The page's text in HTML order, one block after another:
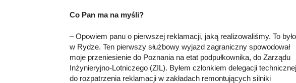
Co Pan ma na myśli?
– Opowiem panu o pierwszej reklamacji, jaką realizowaliśmy. To było
w Rydze. Ten pierwszy służbowy wyjazd zagraniczny spowodował
moje przeniesienie do Poznania na etat podpułkownika, do Zarządu
Inżynieryjno-Lotniczego (ZIL). Byłem członkiem delegacji technicznej
do rozpatrzenia reklamacji w zakładach remontujących silniki